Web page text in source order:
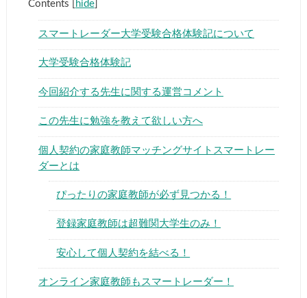
▶
Contents hide]
スマートレーダー大学受験合格体験記について
大学受験合格体験記
今回紹介する先生に関する運営コメント
この先生に勉強を教えて欲しい方へ
個人契約の家庭教師マッチングサイトスマートレー
ダーとは
ぴったりの家庭教師が必ず見つかる！
登録家庭教師は超難関大学生のみ！
安心して個人契約を結べる！
オンライン家庭教師もスマートレーダー！